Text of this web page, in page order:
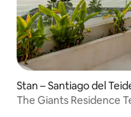
Stan – Santiago del
The Giants Residence